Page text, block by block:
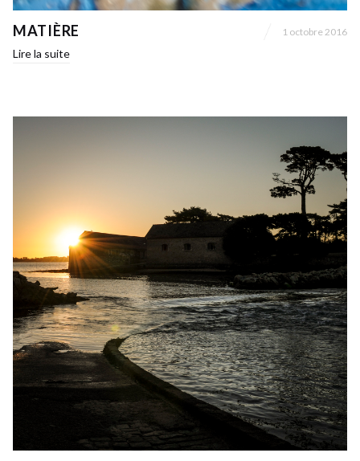
MATIÈRE 1 octobre 2016
Lire la suite